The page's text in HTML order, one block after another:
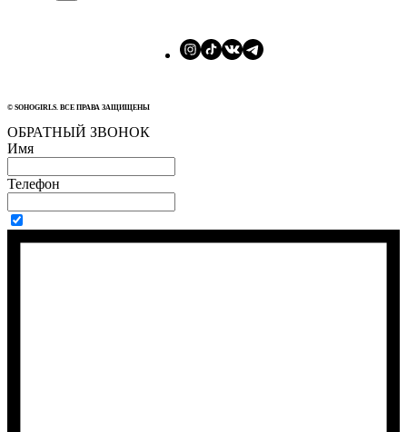
© SOHOGIRLS. ВСЕ ПРАВА ЗАЩИЩЕНЫ
ОБРАТНЫЙ ЗВОНОК
Имя
Телефон